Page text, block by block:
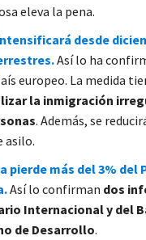
eleva la pena.
desde
Así lo ha
europeo. La medida
la inmigración
. Además, se
asilo.
pierde más del 3% del
Así lo confirman dos
Internacional y del
de Desarrollo.